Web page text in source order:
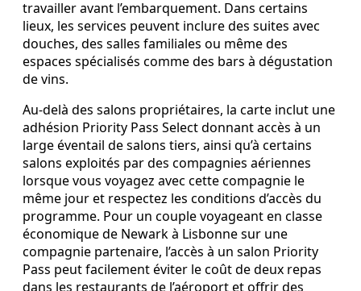
travailler avant l’embarquement. Dans certains
lieux, les services peuvent inclure des suites avec
douches, des salles familiales ou même des
espaces spécialisés comme des bars à dégustation
de vins.
Au-delà des salons propriétaires, la carte inclut une
adhésion Priority Pass Select donnant accès à un
large éventail de salons tiers, ainsi qu’à certains
salons exploités par des compagnies aériennes
lorsque vous voyagez avec cette compagnie le
même jour et respectez les conditions d’accès du
programme. Pour un couple voyageant en classe
économique de Newark à Lisbonne sur une
compagnie partenaire, l’accès à un salon Priority
Pass peut facilement éviter le coût de deux repas
dans les restaurants de l’aéroport et offrir des